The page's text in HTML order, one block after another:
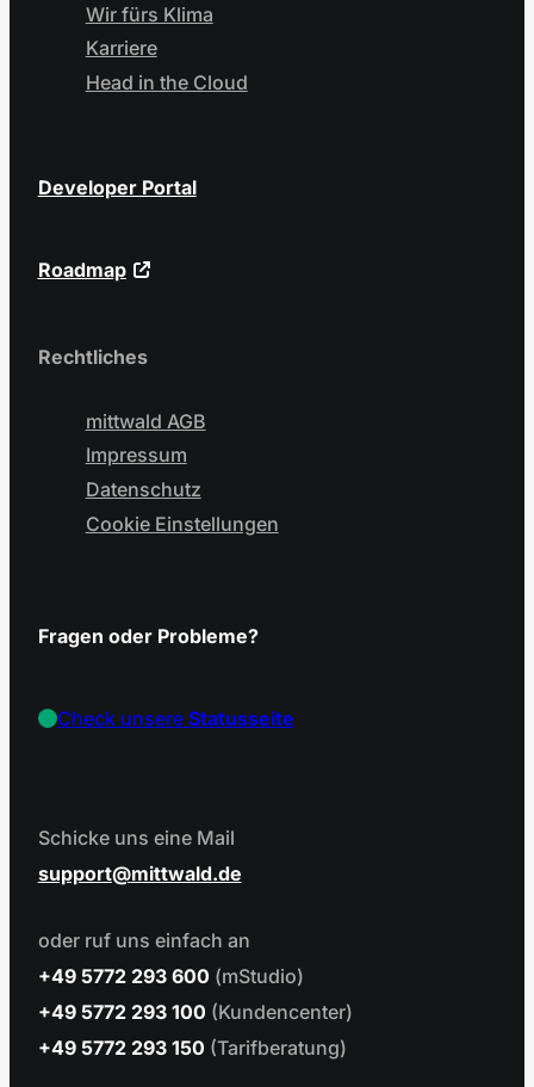
Wir fürs Klima
Karriere
Head in the Cloud
Developer Portal
Roadmap
Rechtliches
mittwald AGB
Impressum
Datenschutz
Cookie Einstellungen
Fragen oder Probleme?
Check unsereStatusseite
Schicke uns eine Mail
support
mittwald.de
oder ruf uns einfach an
+49 5772 293 600 (mStudio)
+49 5772 293 100 (Kundencenter)
+49 5772 293 150 (Tarifberatung)